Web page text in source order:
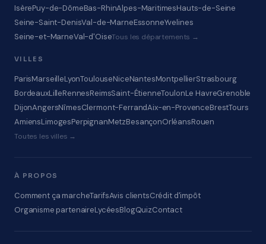
IsèrePuy-de-DômeBas-RhinAlpes-MaritimesHauts-de-Seine
Seine-Saint-DenisVal-de-MarneEssonneYvelines
Seine-et-MarneVal-d'OiseTous les départements →
VILLES
ParisMarseilleLyonToulouseNiceNantesMontpellierStrasbourg
BordeauxLilleRennesReimsSaint-ÉtienneToulonLe HavreGrenoble
DijonAngersNîmesClermont-FerrandAix-en-ProvenceBrestTours
AmiensLimogesPerpignanMetzBesançonOrléansRouen
Toutes les villes →
À PROPOS
Comment ça marcheTarifsAvis clientsCrédit d'impôt
Organisme partenaireLycéesBlogQuizContact